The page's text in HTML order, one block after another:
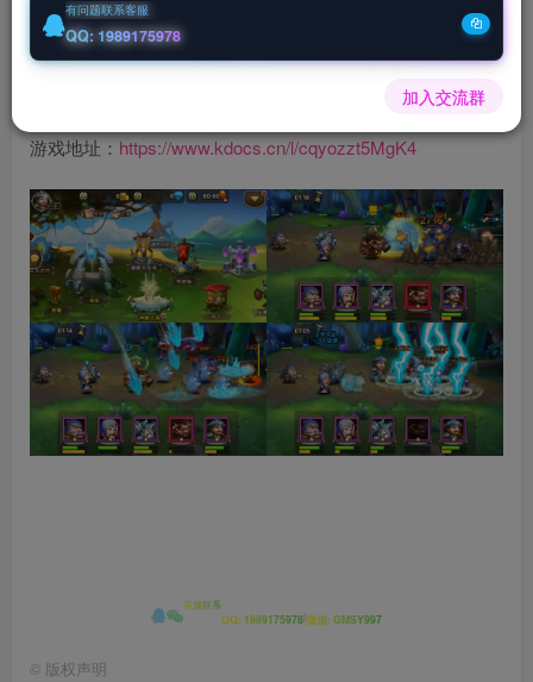
微信客服GMSY997
充值福利联系站长.充值福利注意注册新账号
游戏地址： https://www.kdocs.cn/l/cqyozzt5MgK4
客服联系
QQ: 1989175978微信: GMSY997
© 版权声明
有问题联系客服
QQ: 1989175978
加入交流群